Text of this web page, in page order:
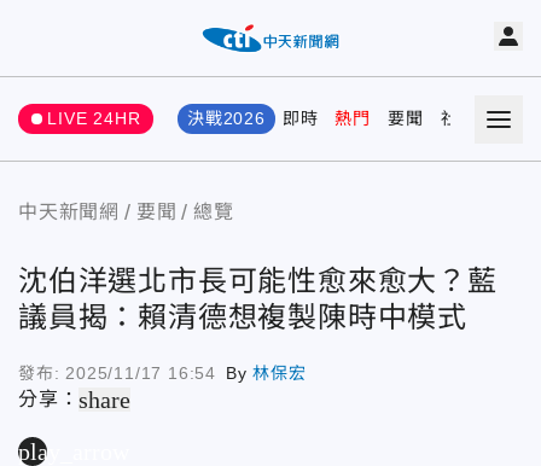
LIVE 24HR 決戰2026 即時 熱門 要聞 社會 娛樂
中天新聞網 要聞 總覽
沈伯洋選北市長可能性愈來愈大？藍
議員揭：賴清德想複製陳時中模式
發布: 2025/11/17 16:54 By林保宏
分享：share
play_arrow